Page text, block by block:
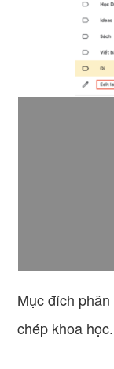
Mục đích
chép khoa học.